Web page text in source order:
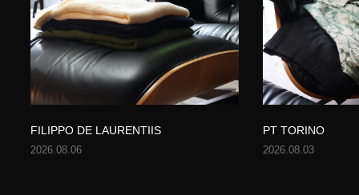
FILIPPO DE LAURENTIIS
2026.08.06
PT TORINO
2026.08.03